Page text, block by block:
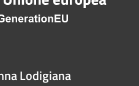
Lodigiana